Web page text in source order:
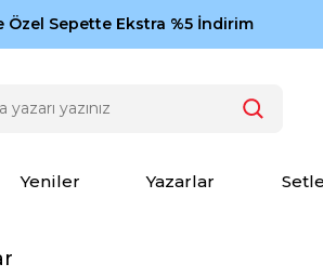
Ketebe'de: Cengiz Aytmatov
Özel Sepette Ekstra %5 İndirim
Yeniler Yazarlar